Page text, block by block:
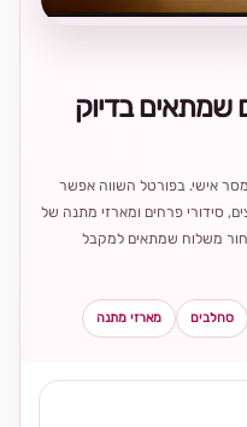
שמתאים בדיוק
אישי. בפורטל השווה אפשר
סידורי פרחים ומארזי מתנה של
משלוח שמתאים למקבל
סחלבים מארזי מתנה